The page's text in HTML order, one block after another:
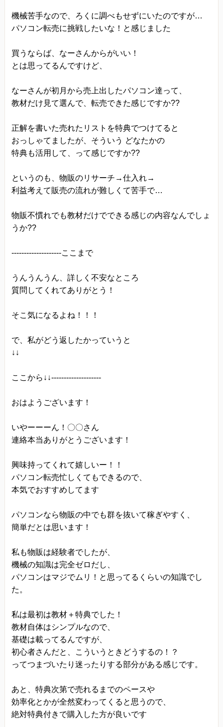
機械苦手なので、ろくに調べもせずにいたのですが…
パソコン転売に挑戦したいな！と感じました
買うならば、なーさんからがいい！
とは思ってるんですけど、
なーさんが初月から売上出したパソコン達って、
教材だけ見て選んで、転売できた感じですか??
正解を書いた売れたリストを特典でつけてると
おっしゃてましたが、そういう どなたかの
特典も活用して、って感じですか??
というのも、物販のリサーチ→仕入れ→
利益考えて販売の流れが難しくて苦手で…
物販不慣れでも教材だけでできる感じの内容なんでしょ
うか??
--------------------ここまで
うんうんうん、詳しく不安なところ
質問してくれてありがとう！
そこ気になるよね！！！
で、私がどう返したかっていうと
↓↓
ここから↓↓--------------------
おはようございます！
いやーーーん！〇〇さん
連絡本当ありがとうございます！
興味持ってくれて嬉しいー！！
パソコン転売忙しくてもできるので、
本気でおすすめしてます
パソコンなら物販の中でも群を抜いて稼ぎやすく、
簡単だとは思います！
私も物販は経験者でしたが、
機械の知識は完全ゼロだし、
パソコンはマジでムリ！と思ってるくらいの知識でし
た。
私は最初は教材＋特典でした！
教材自体はシンプルなので、
基礎は載ってるんですが、
初心者さんだと、こういうときどうするの！？
ってつまづいたり迷ったりする部分がある感じです。
あと、特典次第で売れるまでのペースや
効率化とかが全然変わってくると思うので、
絶対特典付きで購入した方が良いです